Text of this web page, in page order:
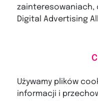
Digital Advertising
Używamy plików
informacji i